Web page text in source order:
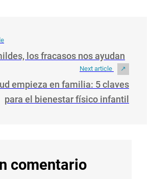
los fracasos nos ayudan
Next article
empieza en familia: 5 claves
para el bienestar físico infantil
comentario